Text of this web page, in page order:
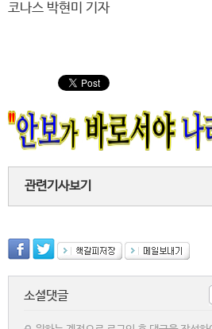
코나스 박현미 기자
관련기사보기
소셜댓글